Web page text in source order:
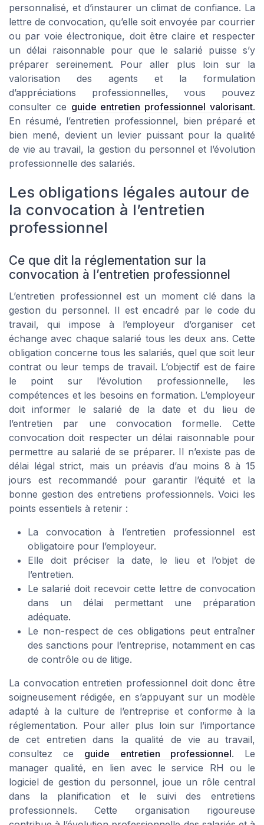
personnalisé, et d’instaurer un climat de confiance. La
lettre de convocation, qu’elle soit envoyée par courrier
ou par voie électronique, doit être claire et respecter
un délai raisonnable pour que le salarié puisse s’y
préparer sereinement. Pour aller plus loin sur la
valorisation des agents et la formulation
d’appréciations professionnelles, vous pouvez
consulter ce guide entretien professionnel valorisant.
En résumé, l’entretien professionnel, bien préparé et
bien mené, devient un levier puissant pour la qualité
de vie au travail, la gestion du personnel et l’évolution
professionnelle des salariés.
Les obligations légales autour de
la convocation à l’entretien
professionnel
Ce que dit la réglementation sur la
convocation à l’entretien professionnel
L’entretien professionnel est un moment clé dans la
gestion du personnel. Il est encadré par le code du
travail, qui impose à l’employeur d’organiser cet
échange avec chaque salarié tous les deux ans. Cette
obligation concerne tous les salariés, quel que soit leur
contrat ou leur temps de travail. L’objectif est de faire
le point sur l’évolution professionnelle, les
compétences et les besoins en formation. L’employeur
doit informer le salarié de la date et du lieu de
l’entretien par une convocation formelle. Cette
convocation doit respecter un délai raisonnable pour
permettre au salarié de se préparer. Il n’existe pas de
délai légal strict, mais un préavis d’au moins 8 à 15
jours est recommandé pour garantir l’équité et la
bonne gestion des entretiens professionnels. Voici les
points essentiels à retenir :
La convocation à l’entretien professionnel est
obligatoire pour l’employeur.
Elle doit préciser la date, le lieu et l’objet de
l’entretien.
Le salarié doit recevoir cette lettre de convocation
dans un délai permettant une préparation
adéquate.
Le non-respect de ces obligations peut entraîner
des sanctions pour l’entreprise, notamment en cas
de contrôle ou de litige.
La convocation entretien professionnel doit donc être
soigneusement rédigée, en s’appuyant sur un modèle
adapté à la culture de l’entreprise et conforme à la
réglementation. Pour aller plus loin sur l’importance
de cet entretien dans la qualité de vie au travail,
consultez ce guide entretien professionnel. Le
manager qualité, en lien avec le service RH ou le
logiciel de gestion du personnel, joue un rôle central
dans la planification et le suivi des entretiens
professionnels. Cette organisation rigoureuse